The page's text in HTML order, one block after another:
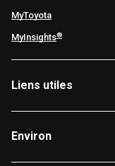
MyToyota
MyInsights®
Liens utiles
Environ